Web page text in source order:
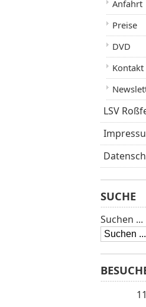
Anfahrt
Preise
DVD
Kontakt
LSV
SUCHE
Suchen ...